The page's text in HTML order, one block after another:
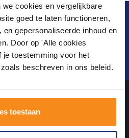
we cookies en vergelijkbare
goed te laten functioneren,
gepersonaliseerde inhoud en
Door op 'Alle cookies
toestemming voor het
beschreven in ons beleid.
toestaan
het laatste nieuws en
Verstuur